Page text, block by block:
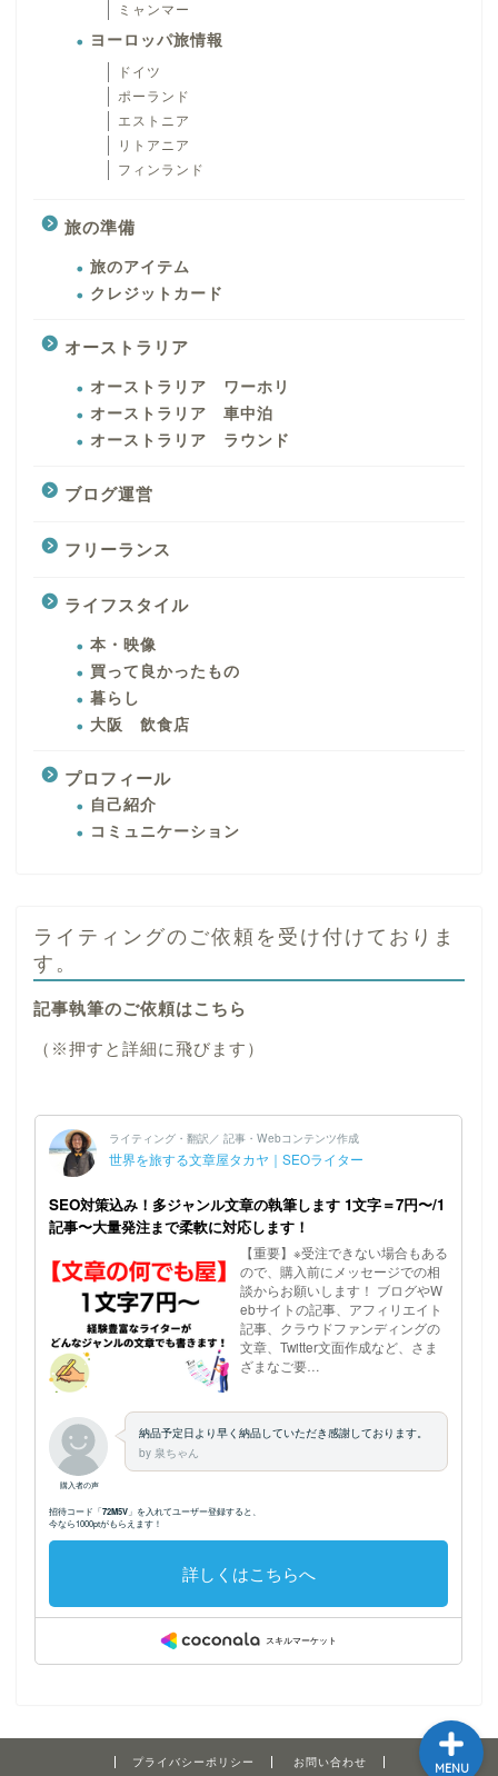
ミャンマー
ヨーロッパ旅情報
ドイツ
ポーランド
エストニア
リトアニア
フィンランド
旅の準備
旅のアイテム
クレジットカード
オーストラリア
オーストラリア ワーホリ
オーストラリア 車中泊
オーストラリア ラウンド
ブログ運営
フリーランス
ライフスタイル
本・映像
買って良かったもの
暮らし
大阪 飲食店
プロフィール
自己紹介
コミュニケーション
ライティングのご依頼を受け付けておりま
す。
記事執筆のご依頼はこちら
（※押すと詳細に飛びます）
プライバシーポリシー お問い合わせ MENU
ホーム
てはこちら
サイトマップ